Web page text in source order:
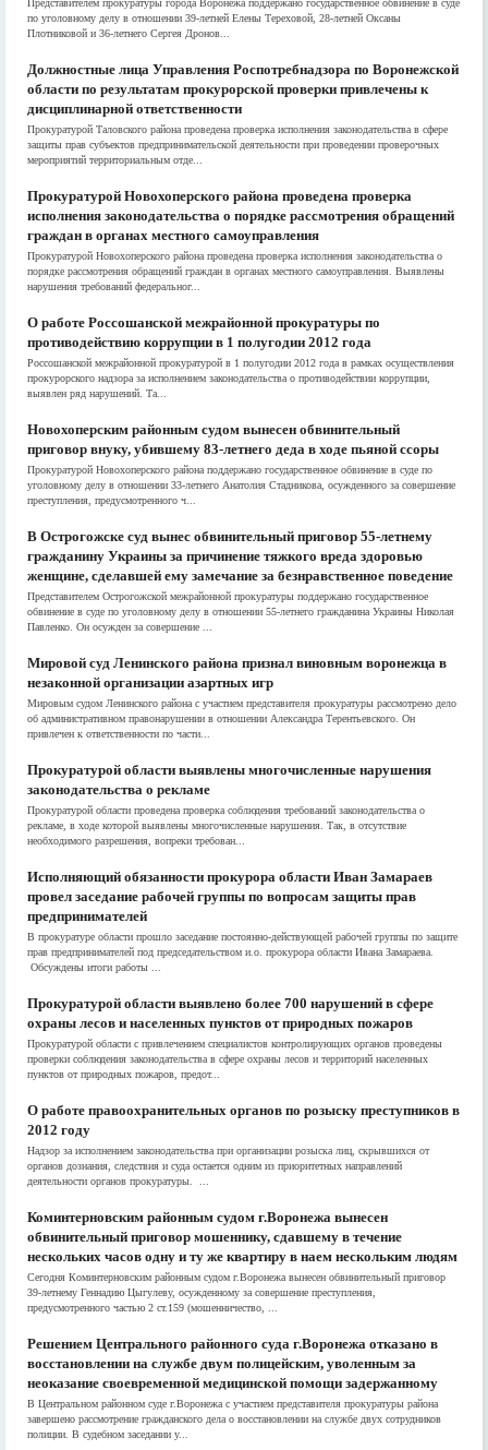
Представителем прокуратуры города Воронежа поддержано государственное обвинение в суде
по уголовному делу в отношении 39-летней Елены Тереховой, 28-летней Оксаны
Плотниковой и 36-летнего Сергея Дронов...
Должностные лица Управления Роспотребнадзора по Воронежской
области по результатам прокурорской проверки привлечены к
дисциплинарной ответственности
Прокуратурой Таловского района проведена проверка исполнения законодательства в сфере
защиты прав субъектов предпринимательской деятельности при проведении проверочных
мероприятий территориальным отде...
Прокуратурой Новохоперского района проведена проверка
исполнения законодательства о порядке рассмотрения обращений
граждан в органах местного самоуправления
Прокуратурой Новохоперского района проведена проверка исполнения законодательства о
порядке рассмотрения обращений граждан в органах местного самоуправления. Выявлены
нарушения требований федеральног...
О работе Россошанской межрайонной прокуратуры по
противодействию коррупции в 1 полугодии 2012 года
Россошанской межрайонной прокуратурой в 1 полугодии 2012 года в рамках осуществления
прокурорского надзора за исполнением законодательства о противодействии коррупции,
выявлен ряд нарушений. Та...
Новохоперским районным судом вынесен обвинительный
приговор внуку, убившему 83-летнего деда в ходе пьяной ссоры
Прокуратурой Новохоперского района поддержано государственное обвинение в суде по
уголовному делу в отношении 33-летнего Анатолия Стадникова, осужденного за совершение
преступления, предусмотренного ч...
В Острогожске суд вынес обвинительный приговор 55-летнему
гражданину Украины за причинение тяжкого вреда здоровью
женщине, сделавшей ему замечание за безнравственное поведение
Представителем Острогожской межрайонной прокуратуры поддержано государственное
обвинение в суде по уголовному делу в отношении 55-летнего гражданина Украины Николая
Павленко. Он осужден за совершение ...
Мировой суд Ленинского района признал виновным воронежца в
незаконной организации азартных игр
Мировым судом Ленинского района с участием представителя прокуратуры рассмотрено дело
об административном правонарушении в отношении Александра Терентьевского. Он
привлечен к ответственности по части...
Прокуратурой области выявлены многочисленные нарушения
законодательства о рекламе
Прокуратурой области проведена проверка соблюдения требований законодательства о
рекламе, в ходе которой выявлены многочисленные нарушения. Так, в отсутствие
необходимого разрешения, вопреки требован...
Исполняющий обязанности прокурора области Иван Замараев
провел заседание рабочей группы по вопросам защиты прав
предпринимателей
В прокуратуре области прошло заседание постоянно-действующей рабочей группы по защите
прав предпринимателей под председательством и.о. прокурора области Ивана Замараева.
Обсуждены итоги работы ...
Прокуратурой области выявлено более 700 нарушений в сфере
охраны лесов и населенных пунктов от природных пожаров
Прокуратурой области с привлечением специалистов контролирующих органов проведены
проверки соблюдения законодательства в сфере охраны лесов и территорий населенных
пунктов от природных пожаров, предот...
О работе правоохранительных органов по розыску преступников в
2012 году
Надзор за исполнением законодательства при организации розыска лиц, скрывшихся от
органов дознания, следствия и суда остается одним из приоритетных направлений
деятельности органов прокуратуры. ...
Коминтерновским районным судом г.Воронежа вынесен
обвинительный приговор мошеннику, сдавшему в течение
нескольких часов одну и ту же квартиру в наем нескольким людям
Сегодня Коминтерновским районным судом г.Воронежа вынесен обвинительный приговор
39-летнему Геннадию Цыгулеву, осужденному за совершение преступления,
предусмотренного частью 2 ст.159 (мошенничество, ...
Решением Центрального районного суда г.Воронежа отказано в
восстановлении на службе двум полицейским, уволенным за
неоказание своевременной медицинской помощи задержанному
В Центральном районном суде г.Воронежа с участием представителя прокуратуры района
завершено рассмотрение гражданского дела о восстановлении на службе двух сотрудников
полиции. В судебном заседании у...